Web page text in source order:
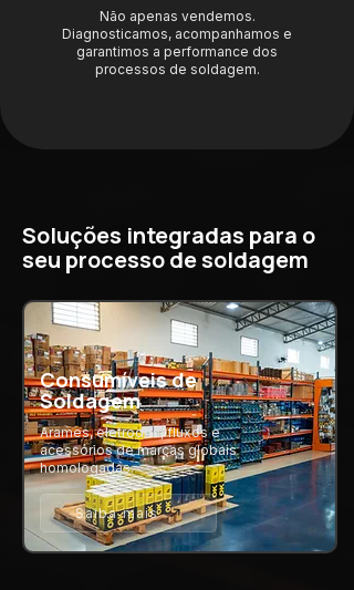
Não apenas vendemos.
Diagnosticamos, acompanhamos e
garantimos a performance dos
processos de soldagem.
Soluções integradas para o
seu processo de soldagem
Consumíveis de
Soldagem
Arames, eletrodos, fluxos e
acessórios de marcas globais
homologadas.
Saiba mais